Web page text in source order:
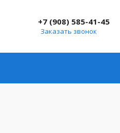
+7 (908) 585-41-45
Заказать звонок